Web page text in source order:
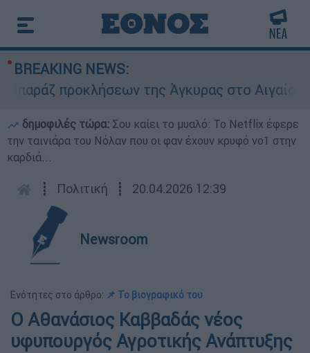
BREAKING NEWS:
προκλήσεων της Άγκυρας στο Αιγαίο:
δημοφιλές τώρα: Σου καίει το μυαλό: Το Netflix έφερε
την ταινιάρα του Νόλαν που οι φαν έχουν κρυφό νο1 στην
καρδιά...
┋ Πολιτική ┋ 20.04.2026 12:39
Newsroom
Ενότητες στο άρθρο: 📌 Το βιογραφικό του
Ο Αθανάσιος Καββαδάς νέος
υφυπουργός Αγροτικής Ανάπτυξης